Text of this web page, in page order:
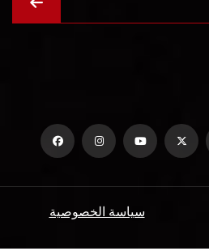
سياسة الخصوصية